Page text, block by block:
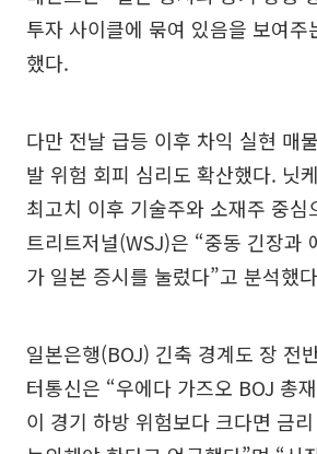
투자 사이클에 묶여 있음을 보여주
했다.
다만 전날 급등 이후 차익 실현 매
발 위험 회피 심리도 확산했다. 닛
최고치 이후 기술주와 소재주 중심
트리트저널(WSJ)은 “중동 긴장과
가 일본 증시를 눌렀다”고 분석했
일본은행(BOJ) 긴축 경계도 장 전
터통신은 “우에다 가즈오 BOJ 총
이 경기 하방 위험보다 크다면 금